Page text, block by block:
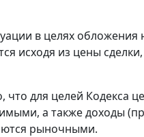
в целях
исходя из цены
что для целей
а также доходы
рыночными.